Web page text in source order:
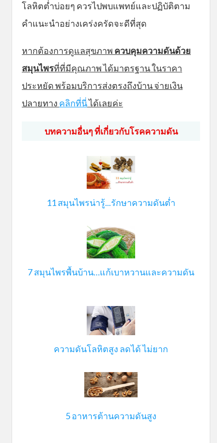
โลหิตต่ำบ่อยๆ ควรไปพบแพทย์และปฏิบัติตาม
คำแนะนำอย่างเคร่งครัดจะดีที่สุด
หากต้องการดูแลสุขภาพ ควบคุมความดันด้วย
สมุนไพรที่ที่มีคุณภาพ ได้มาตรฐาน ในราคา
ประหยัด พร้อมบริการส่งตรงถึงบ้าน จ่ายเงิน
ปลายทาง คลิกที่นี่ได้เลยค่ะ
บทความอื่นๆ ที่เกี่ยวกับโรคความดัน
11 สมุนไพรน่ารู้...รักษาความดันต่ำ
7 สมุนไพรพื้นบ้าน…แก้เบาหวานและความดัน
ความดันโลหิตสูง ลดได้ ไม่ยาก
5 อาหารต้านความดันสูง